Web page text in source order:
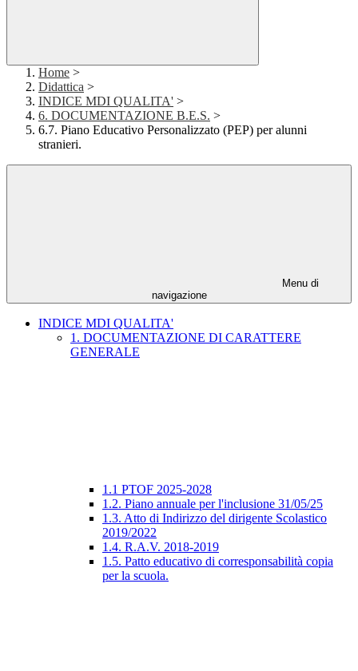
Home >
Didattica >
INDICE MDI QUALITA' >
6. DOCUMENTAZIONE B.E.S. >
6.7. Piano Educativo Personalizzato (PEP) per alunni
stranieri.
Menu di
navigazione
INDICE MDI QUALITA'
1. DOCUMENTAZIONE DI CARATTERE
GENERALE
1.1 PTOF 2025-2028
1.2. Piano annuale per l'inclusione 31/05/25
1.3. Atto di Indirizzo del dirigente Scolastico
2019/2022
1.4. R.A.V. 2018-2019
1.5. Patto educativo di corresponsabilità copia
per la scuola.